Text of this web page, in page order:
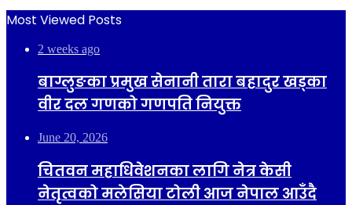
Most Viewed Posts
2 weeks ago
बाग्लुङका प्रमुख सेनानी तारा बहादुर खड्का
वीर दल गणको गणपति नियुक्त
June 20, 2026
चितवन महाधिवेशनका लागि नेत्र केसी
नेतृत्वको मलेसिया टोली आज नेपाल आउँदै